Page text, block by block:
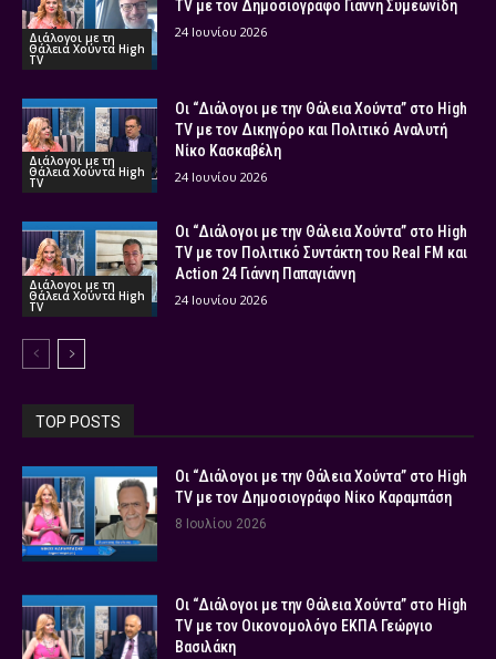
Διάλογοι με τη
Θάλεια Χούντα High
TV
TV με τον Δημοσιογράφο Γιάννη Συμεωνίδη
24 Ιουνίου 2026
Διάλογοι με τη
Θάλεια Χούντα High
TV
Οι “Διάλογοι με την Θάλεια Χούντα” στο High
TV με τον Δικηγόρο και Πολιτικό Αναλυτή
Νίκο Κασκαβέλη
24 Ιουνίου 2026
Διάλογοι με τη
Θάλεια Χούντα High
TV
Οι “Διάλογοι με την Θάλεια Χούντα” στο High
TV με τον Πολιτικό Συντάκτη του Real FM και
Action 24 Γιάννη Παπαγιάννη
24 Ιουνίου 2026
TOP POSTS
Οι “Διάλογοι με την Θάλεια Χούντα” στο High
TV με τον Δημοσιογράφο Νίκο Καραμπάση
8 Ιουλίου 2026
Οι “Διάλογοι με την Θάλεια Χούντα” στο High
TV με τον Οικονομολόγο ΕΚΠΑ Γεώργιο
Βασιλάκη